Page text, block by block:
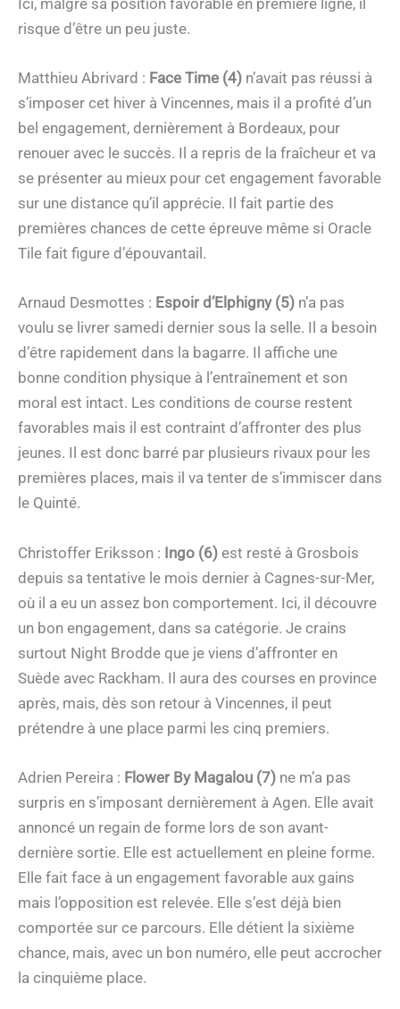
Ici, malgré sa position favorable en première ligne, il
risque d’être un peu juste.
Matthieu Abrivard : Face Time (4) n’avait pas réussi à
s’imposer cet hiver à Vincennes, mais il a profité d’un
bel engagement, dernièrement à Bordeaux, pour
renouer avec le succès. Il a repris de la fraîcheur et va
se présenter au mieux pour cet engagement favorable
sur une distance qu’il apprécie. Il fait partie des
premières chances de cette épreuve même si Oracle
Tile fait figure d’épouvantail.
Arnaud Desmottes : Espoir d’Elphigny (5) n’a pas
voulu se livrer samedi dernier sous la selle. Il a besoin
d’être rapidement dans la bagarre. Il affiche une
bonne condition physique à l’entraînement et son
moral est intact. Les conditions de course restent
favorables mais il est contraint d’affronter des plus
jeunes. Il est donc barré par plusieurs rivaux pour les
premières places, mais il va tenter de s’immiscer dans
le Quinté.
Christoffer Eriksson : Ingo (6) est resté à Grosbois
depuis sa tentative le mois dernier à Cagnes-sur-Mer,
où il a eu un assez bon comportement. Ici, il découvre
un bon engagement, dans sa catégorie. Je crains
surtout Night Brodde que je viens d’affronter en
Suède avec Rackham. Il aura des courses en province
après, mais, dès son retour à Vincennes, il peut
prétendre à une place parmi les cinq premiers.
Adrien Pereira : Flower By Magalou (7) ne m’a pas
surpris en s’imposant dernièrement à Agen. Elle avait
annoncé un regain de forme lors de son avant-
dernière sortie. Elle est actuellement en pleine forme.
Elle fait face à un engagement favorable aux gains
mais l’opposition est relevée. Elle s’est déjà bien
comportée sur ce parcours. Elle détient la sixième
chance, mais, avec un bon numéro, elle peut accrocher
la cinquième place.